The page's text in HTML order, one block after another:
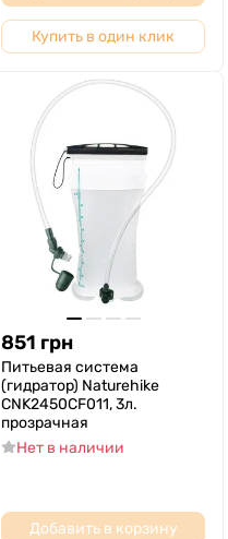
Купить в один клик
851 грн
Питьевая система
(гидратор) Naturehike
CNK2450CF011, 3л.
прозрачная
Нет в наличии
Добавить в корзину